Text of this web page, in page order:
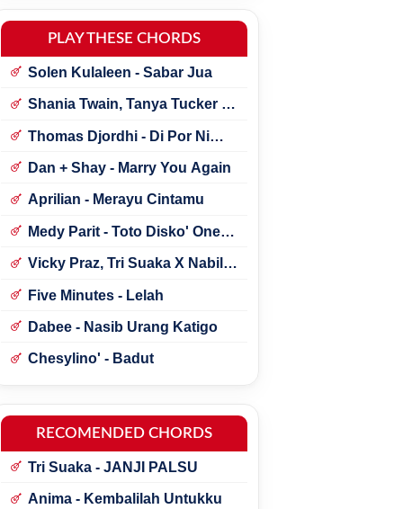
PLAY THESE CHORDS
Solen Kulaleen - Sabar Jua
Shania Twain, Tanya Tucker -
Thomas Djordhi - Di Por Ni
Dan + Shay - Marry You Again
Aprilian - Merayu Cintamu
Medy Parit - Toto Disko' One
Vicky Praz, Tri Suaka X Nabila
Five Minutes - Lelah
Dabee - Nasib Urang Katigo
Chesylino' - Badut
RECOMENDED CHORDS
Tri Suaka - JANJI PALSU
Anima - Kembalilah Untukku